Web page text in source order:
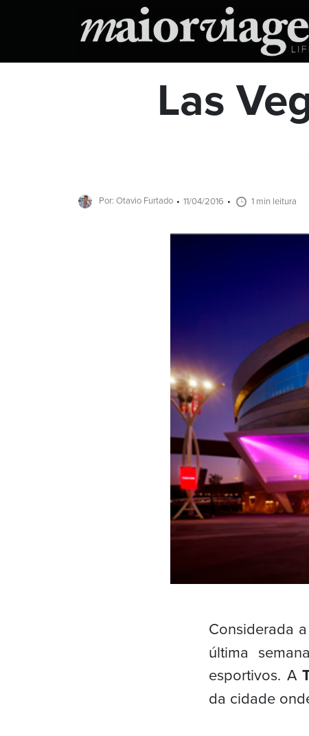
Las
Por: Otavio Furtado 11/04/2016 1 min leitura
Considerada
última
esportivos. A
da cidade